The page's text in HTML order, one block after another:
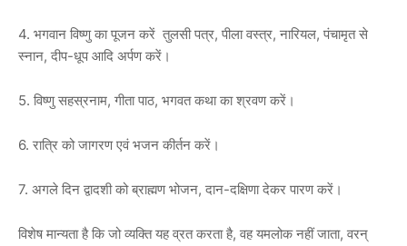
4. भगवान विष्णु का पूजन करें तुलसी पत्र, पीला वस्त्र, नारियल, पंचामृत से
स्नान, दीप-धूप आदि अर्पण करें।
5. विष्णु सहस्रनाम, गीता पाठ, भगवत कथा का श्रवण करें।
6. रात्रि को जागरण एवं भजन कीर्तन करें।
7. अगले दिन द्वादशी को ब्राह्मण भोजन, दान-दक्षिणा देकर पारण करें।
विशेष मान्यता है कि जो व्यक्ति यह व्रत करता है, वह यमलोक नहीं जाता, वरन्